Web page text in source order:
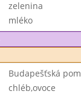
zelenina
mléko
Budapešťská
chléb,ovoce